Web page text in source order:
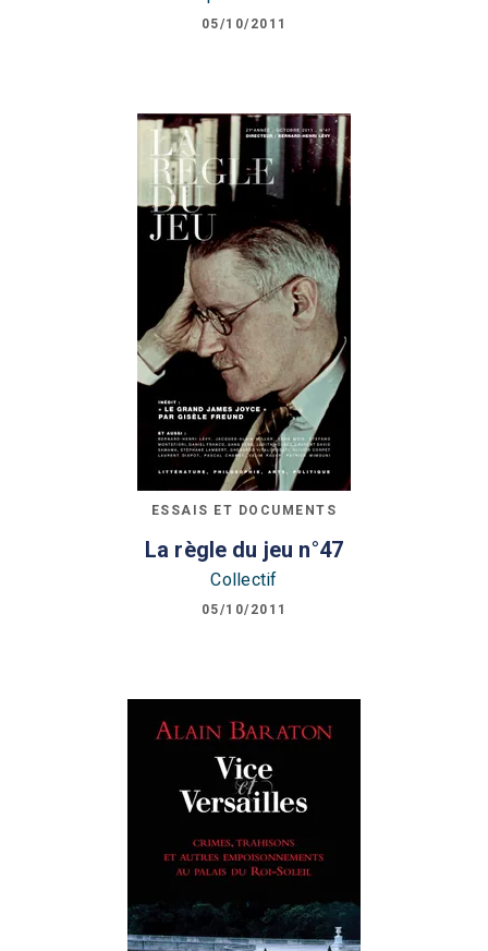
05/10/2011
ESSAIS ET DOCUMENTS
La règle du jeu n°47
Collectif
05/10/2011